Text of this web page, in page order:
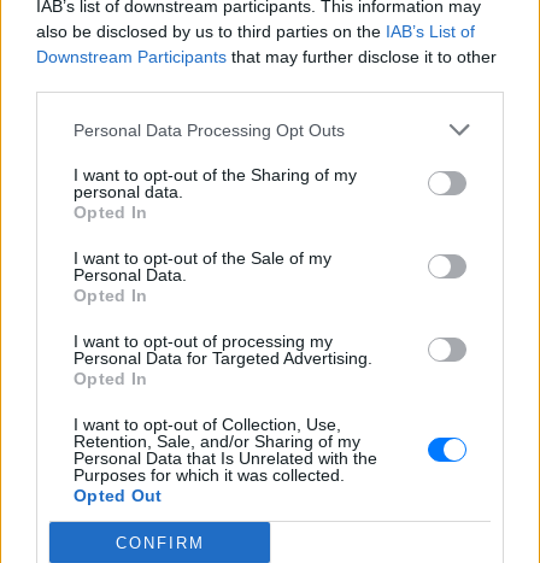
IAB’s list of downstream participants. This information may
also be disclosed by us to third parties on the IAB’s List of
Downstream Participants that may further disclose it to other
Personal Data Processing Opt Outs
I want to opt-out of the Sharing of my
personal data.
Opted In
I want to opt-out of the Sale of my
Personal Data.
Opted In
I want to opt-out of processing my
Personal Data for Targeted Advertising.
Opted In
I want to opt-out of Collection, Use,
Retention, Sale, and/or Sharing of my
Personal Data that Is Unrelated with the
Purposes for which it was collected.
Opted Out
CONFIRM
Συγκλονιστικό βίντεο από
χειρουργείο την ώρα του
σεισμού των 7,1R στην Ιαπωνία
Σύμφωνα με ιαπωνικά μέσα ενημέρωσης,
η επέμβαση διακόπηκε προσωρινά λόγω
λίγο αργότερα συνεχίστηκε και
Σέρρες: Μητέρα και γιος
Μετωπική σύγκρουση ΙΧ με φορτηγό: Τι
αναφέρουν οι πρώτες πληροφορίες για